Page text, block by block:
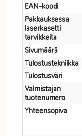
EAN-koodi
Pakkauksessa
laserkasetti
tarvikkeita
Sivumäärä
Tulostustekniikka
Tulostusväri
Valmistajan
tuotenumero
Yhteensopiva